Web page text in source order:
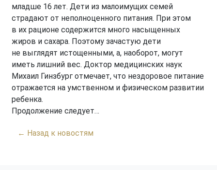
младше 16 лет. Дети из малоимущих семей
страдают от неполноценного питания. При этом
в их рационе содержится много насыщенных
жиров и сахара. Поэтому зачастую дети
не выглядят истощенными, а, наоборот, могут
иметь лишний вес. Доктор медицинских наук
Михаил Гинзбург отмечает, что нездоровое питание
отражается на умственном и физическом развитии
ребенка.
Продолжение следует…
← Назад к новостям